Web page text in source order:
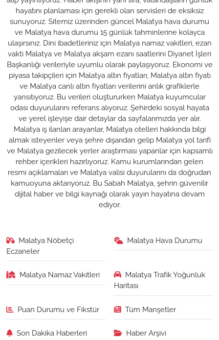
hayatını planlaması için gerekli olan servisleri de eksiksiz
sunuyoruz. Sitemiz üzerinden güncel Malatya hava durumu
ve Malatya hava durumu 15 günlük tahminlerine kolayca
ulaşırsınız. Dini ibadetleriniz için Malatya namaz vakitleri, ezan
vakti Malatya ve Malatya akşam ezanı saatlerini Diyanet İşleri
Başkanlığı verileriyle uyumlu olarak paylaşıyoruz. Ekonomi ve
piyasa takipçileri için Malatya altın fiyatları, Malatya altın fiyatı
ve Malatya canlı altın fiyatları verilerini anlık grafiklerle
yansıtıyoruz. Bu verileri oluştururken Malatya kuyumcular
odası duyurularını referans alıyoruz. Şehirdeki sosyal hayata
ve yerel işleyişe dair detaylar da sayfalarımızda yer alır.
Malatya iş ilanları arayanlar, Malatya otelleri hakkında bilgi
almak isteyenler veya şehre dışarıdan gelip Malatya yol tarifi
ve Malatya gezilecek yerler araştırması yapanlar için kapsamlı
rehber içerikleri hazırlıyoruz. Kamu kurumlarından gelen
resmi açıklamaları ve Malatya valisi duyurularını da doğrudan
kamuoyuna aktarıyoruz. Bu Sabah Malatya, şehrin güvenilir
dijital haber ve bilgi kaynağı olarak yayın hayatına devam
ediyor.
Malatya Nöbetçi
Eczaneler
Malatya Hava Durumu
Malatya Namaz Vakitleri
Malatya Trafik Yoğunluk
Haritası
Puan Durumu ve Fikstür Tüm Manşetler
Son Dakika Haberleri Haber Arşivi